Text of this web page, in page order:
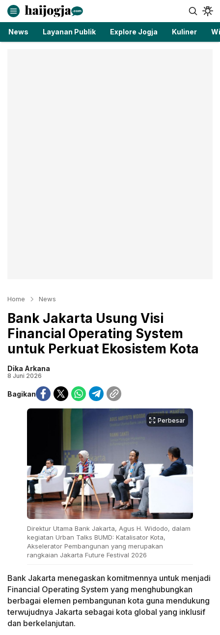
haijogja.com
Berita Jogja Terbaru dan Terkini
News Layanan Publik Explore Jogja Kuliner
Home News
Bank Jakarta Usung Visi
Financial Operating System
untuk Perkuat Ekosistem Kota
Dika Arkana
8 Juni 2026
Bagikan
Perbesar
Direktur Utama Bank Jakarta, Agus H. Widodo, dalam
kegiatan Urban Talks BUMD: Katalisator Kota,
Akselerator Pembangunan yang merupakan
rangkaian Jakarta Future Festival 2026
Bank Jakarta menegaskan komitmennya untuk menjadi
Financial Operating System yang menghubungkan
berbagai elemen pembangunan kota guna mendukung
terwujudnya Jakarta sebagai kota global yang inklusif
dan berkelanjutan.